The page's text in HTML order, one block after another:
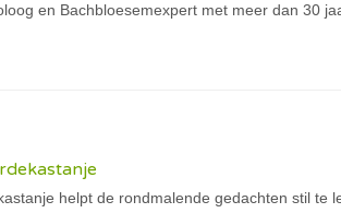
en Bachbloesemexpert met meer dan 30
helpt de rondmalende gedachten stil te